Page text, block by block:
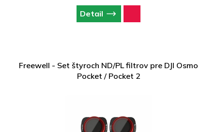
Detail
Freewell - Set štyroch ND/PL filtrov pre DJI Osmo
Pocket / Pocket 2